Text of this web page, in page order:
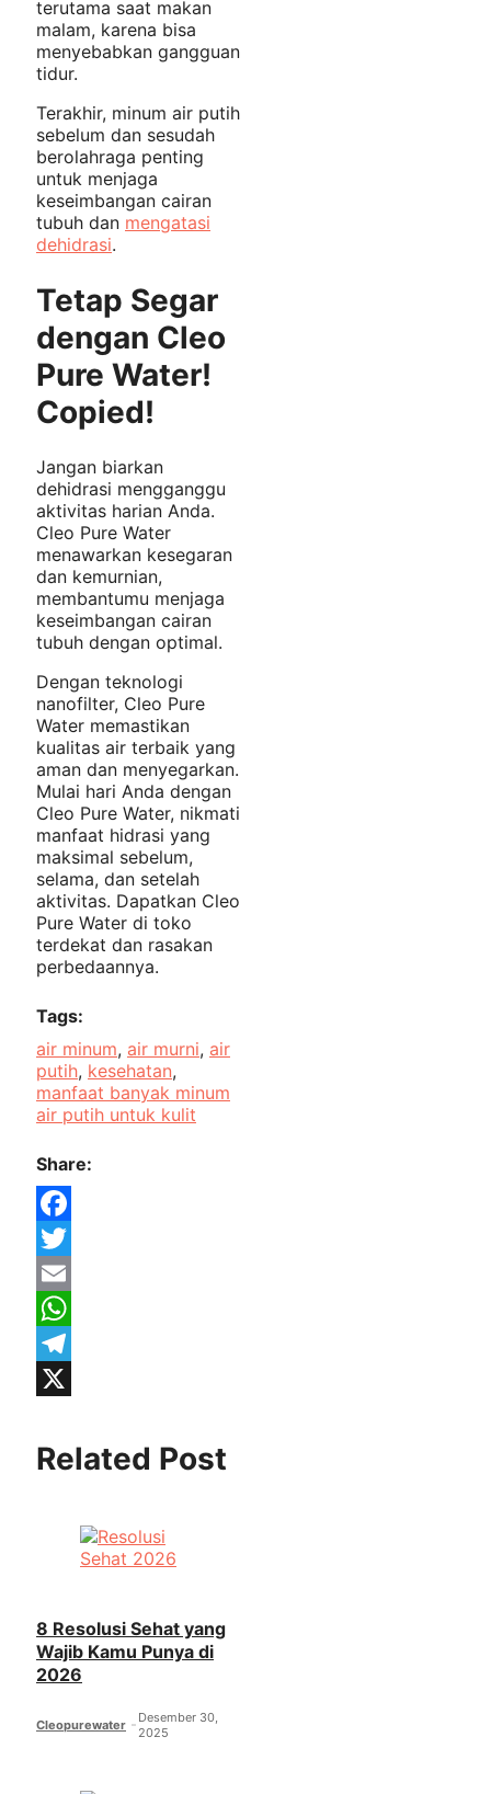
terutama saat makan
malam, karena bisa
menyebabkan gangguan
tidur.
Terakhir, minum air putih
sebelum dan sesudah
berolahraga penting
untuk menjaga
keseimbangan cairan
tubuh dan mengatasi
dehidrasi.
Tetap Segar
dengan Cleo
Pure Water!
Copied!
Jangan biarkan
dehidrasi mengganggu
aktivitas harian Anda.
Cleo Pure Water
menawarkan kesegaran
dan kemurnian,
membantumu menjaga
keseimbangan cairan
tubuh dengan optimal.
Dengan teknologi
nanofilter, Cleo Pure
Water memastikan
kualitas air terbaik yang
aman dan menyegarkan.
Mulai hari Anda dengan
Cleo Pure Water, nikmati
manfaat hidrasi yang
maksimal sebelum,
selama, dan setelah
aktivitas. Dapatkan Cleo
Pure Water di toko
terdekat dan rasakan
perbedaannya.
Tags:
air minum, air murni, air
putih, kesehatan
manfaat banyak minum
air putih untuk kulit
Share:
Facebook
Twitter
Email
WhatsApp
Telegram
Related Post
8 Resolusi Sehat yang
Wajib Kamu Punya di
2026
Cleopurewater
Desember 30,
2025